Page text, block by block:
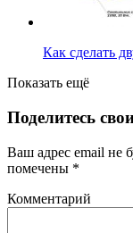
Как сделать
Показать ещё
Поделитесь
Ваш адрес email не
помечены *
Комментарий